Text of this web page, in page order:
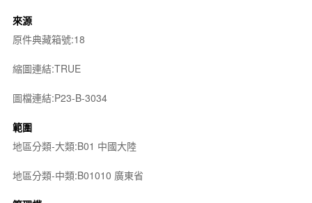
來源
原件典藏箱號:18
縮圖連結:TRUE
圖檔連結:P23-B-3034
範圍
地區分類-大類:B01 中國大陸
地區分類-中類:B01010 廣東省